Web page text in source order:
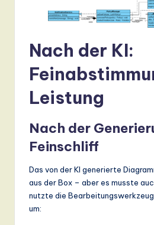
Nach der KI:
Leistung
Nach der
Feinschliff
Das von der KI generierte
aus der Box – aber es musste
nutzte die
um: